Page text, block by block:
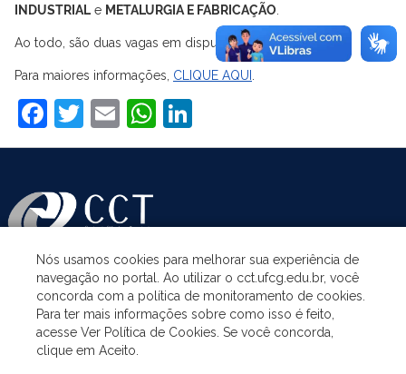
INDUSTRIAL e METALURGIA E FABRICAÇÃO
Ao todo, são duas vagas em disputa, uma para cada área.
Para maiores informações, CLIQUE AQUI
Facebook
Twitter
EmailWhatsApp
ASSUNTOS
ACESSO À INFORMAÇÃO
Nós usamos cookies para melhorar sua experiência de
navegação no portal. Ao utilizar o cct.ufcg.edu.br, você
concorda com a política de monitoramento de cookies.
Para ter mais informações sobre como isso é feito,
acesse Ver Política de Cookies. Se você concorda,
clique em Aceito.